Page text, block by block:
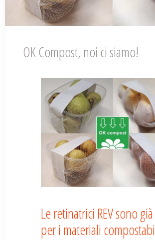
OK Compost, noi ci siamo!
Le retinatrici REV sono
per i materiali